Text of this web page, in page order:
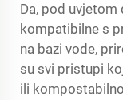
Da, pod uvjetom
kompatibilne s
na bazi vode,
su svi pristupi
ili